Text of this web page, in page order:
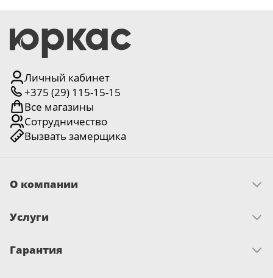
Личный кабинет
+375 (29) 115-15-15
Все магазины
Сотрудничество
Вызвать замерщика
О компании
Миссия и ценности
Новости
Услуги
Как оплатить
Гарантия